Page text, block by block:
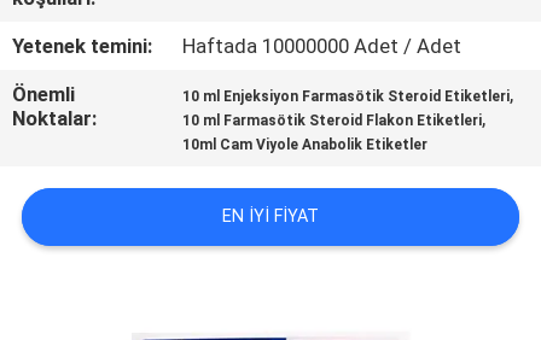
VAKALAR
HARITASI
PRIVACY
Yetenek temini:
Haftada 10000000 Adet / Adet
Önemli
Noktalar:
10 ml Enjeksiyon Farmasötik Steroid Etiketleri,
10 ml Farmasötik Steroid Flakon Etiketleri,
10ml Cam Viyole Anabolik Etiketler
EN IYI FIYAT